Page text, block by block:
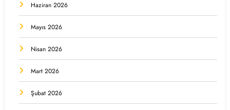
Haziran 2026
Mayıs 2026
Nisan 2026
Mart 2026
Şubat 2026